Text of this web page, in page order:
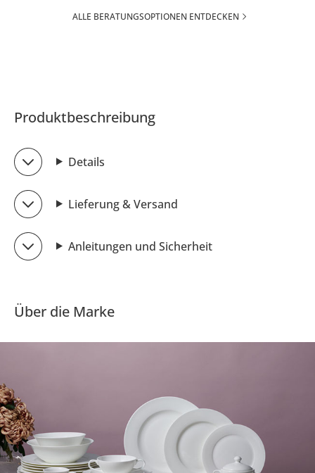
ALLE BERATUNGSOPTIONEN ENTDECKEN
Produktbeschreibung
Details
Lieferung & Versand
Anleitungen und Sicherheit
Über die Marke